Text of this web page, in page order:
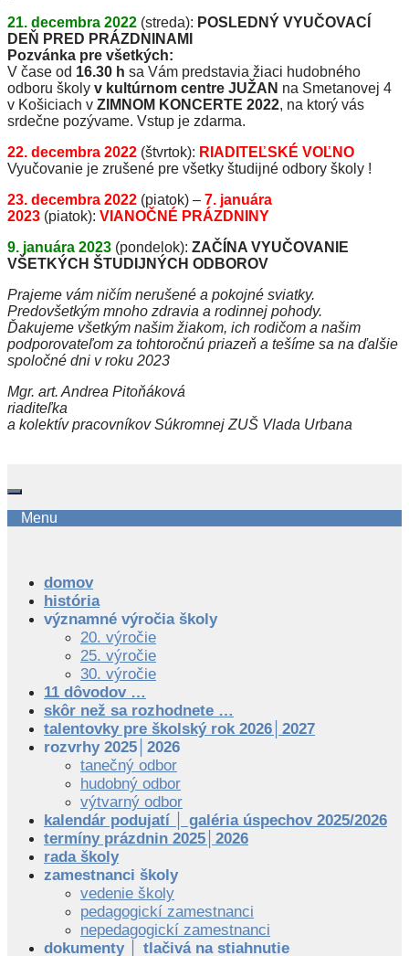
21. decembra 2022 (streda): POSLEDNÝ VYUČOVACÍ
DEŇ PRED PRÁZDNINAMI
Pozvánka pre všetkých:
V čase od 16.30 h sa Vám predstavia žiaci hudobného
odboru školy v kultúrnom centre JUŽAN na Smetanovej 4
v Košiciach v ZIMNOM KONCERTE 2022, na ktorý vás
srdečne pozývame. Vstup je zdarma.
22. decembra 2022 (štvrtok): RIADITEĽSKÉ VOĽNO
Vyučovanie je zrušené pre všetky študijné odbory školy !
23. decembra 2022 (piatok) – 7. januára
2023 (piatok): VIANOČNÉ PRÁZDNINY
9. januára 2023 (pondelok): ZAČÍNA VYUČOVANIE
VŠETKÝCH ŠTUDIJNÝCH ODBOROV
Prajeme vám ničím nerušené a pokojné sviatky.
Predovšetkým mnoho zdravia a rodinnej pohody.
Ďakujeme všetkým našim žiakom, ich rodičom a našim
podporovateľom za tohtoročnú priazeň a tešíme sa na ďalšie
spoločné dni v roku 2023
Mgr. art. Andrea Pitoňáková
riaditeľka
a kolektív pracovníkov Súkromnej ZUŠ Vlada Urbana
Menu
domov
história
významné výročia školy
20. výročie
25. výročie
30. výročie
11 dôvodov …
skôr než sa rozhodnete …
talentovky pre školský rok 2026│2027
rozvrhy 2025│2026
tanečný odbor
hudobný odbor
výtvarný odbor
kalendár podujatí │ galéria úspechov 2025/2026
termíny prázdnin 2025│2026
rada školy
zamestnanci školy
vedenie školy
pedagogickí zamestnanci
nepedagogickí zamestnanci
dokumenty │ tlačivá na stiahnutie